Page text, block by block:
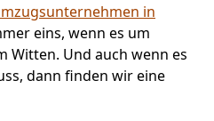
in
eins, wenn es um
Witten. Und auch wenn es
dann finden wir eine